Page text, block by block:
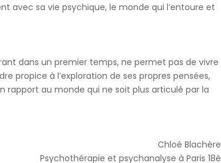
avec sa vie psychique, le monde qui l’entoure et
dans un premier temps, ne permet pas de vivre
propice à l’exploration de ses propres pensées,
rapport au monde qui ne soit plus articulé par la
Chloé Blachère
Psychothérapie et psychanalyse à Paris 18è